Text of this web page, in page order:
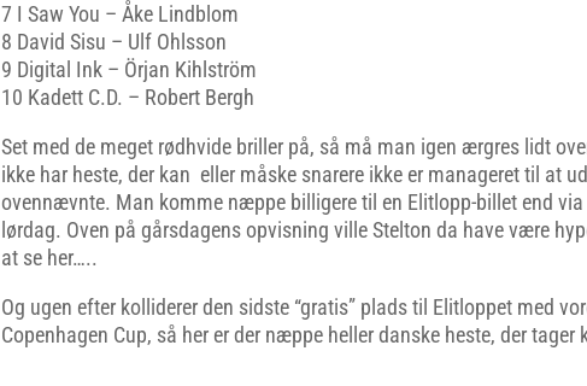
7 I Saw You – Åke Lindblom
8 David Sisu – Ulf Ohlsson
9 Digital Ink – Örjan Kihlström
10 Kadett C.D. – Robert Bergh
Set med de meget rødhvide briller på, så må man igen ærgres lidt
ikke har heste, der kan eller måske snarere ikke er manageret til at
ovennævnte. Man komme næppe billigere til en Elitlopp-billet end
lørdag. Oven på gårsdagens opvisning ville Stelton da have være
at se her…..
Og ugen efter kolliderer den sidste “gratis” plads til Elitloppet med
Copenhagen Cup, så her er der næppe heller danske heste, der tager